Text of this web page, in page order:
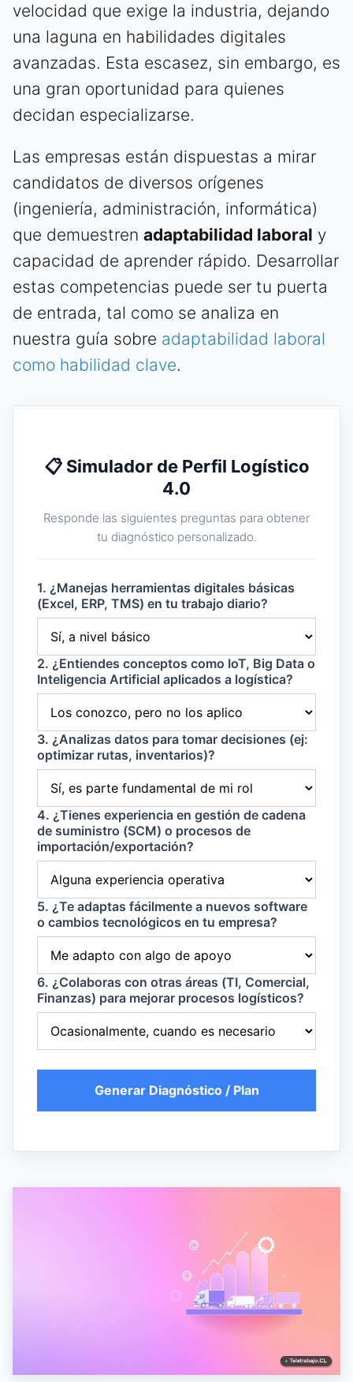
velocidad que exige la industria, dejando
una laguna en habilidades digitales
avanzadas. Esta escasez, sin embargo, es
una gran oportunidad para quienes
decidan especializarse.
Las empresas están dispuestas a mirar
candidatos de diversos orígenes
(ingeniería, administración, informática)
que demuestren adaptabilidad laboral y
capacidad de aprender rápido. Desarrollar
estas competencias puede ser tu puerta
de entrada, tal como se analiza en
nuestra guía sobre adaptabilidad laboral
como habilidad clave.
📋 Simulador de Perfil Logístico
4.0
Responde las siguientes preguntas para obtener
tu diagnóstico personalizado.
1. ¿Manejas herramientas digitales básicas
(Excel, ERP, TMS) en tu trabajo diario?
2. ¿Entiendes conceptos como IoT, Big Data o
Inteligencia Artificial aplicados a logística?
3. ¿Analizas datos para tomar decisiones (ej:
optimizar rutas, inventarios)?
4. ¿Tienes experiencia en gestión de cadena
de suministro (SCM) o procesos de
importación/exportación?
5. ¿Te adaptas fácilmente a nuevos software
o cambios tecnológicos en tu empresa?
6. ¿Colaboras con otras áreas (TI, Comercial,
Finanzas) para mejorar procesos logísticos?
Generar Diagnóstico / Plan